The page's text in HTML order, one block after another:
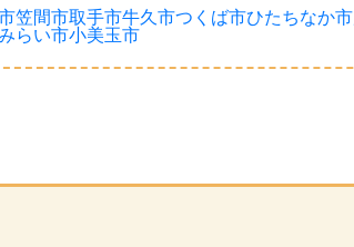
笠間市取手市牛久市つくば市ひたちなか市
らい市小美玉市